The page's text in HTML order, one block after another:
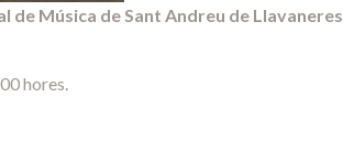
de Música de Sant Andreu de Llavaneres
hores.